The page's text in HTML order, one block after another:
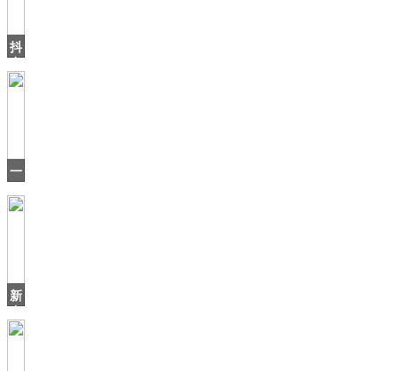
抖
上
海
爷
一
气
当
新
国